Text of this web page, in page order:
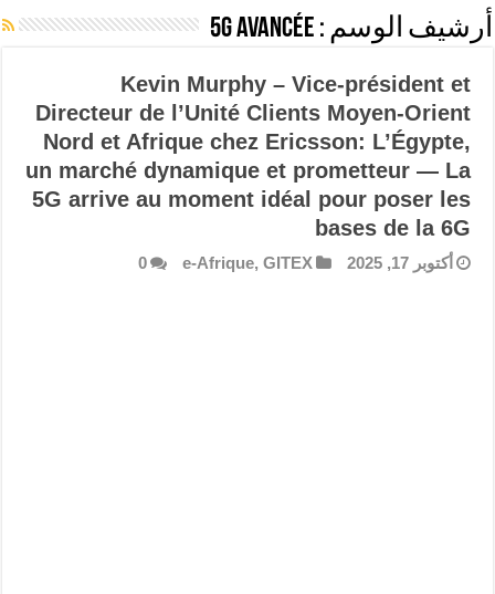
أرشيف الوسم : 5G avancée
Kevin Murphy – Vice-président et
Directeur de l’Unité Clients Moyen-Orient
Nord et Afrique chez Ericsson: L’Égypte,
un marché dynamique et prometteur — La
5G arrive au moment idéal pour poser les
bases de la 6G
أكتوبر 17, 2025 e-Afrique, GITEX
0